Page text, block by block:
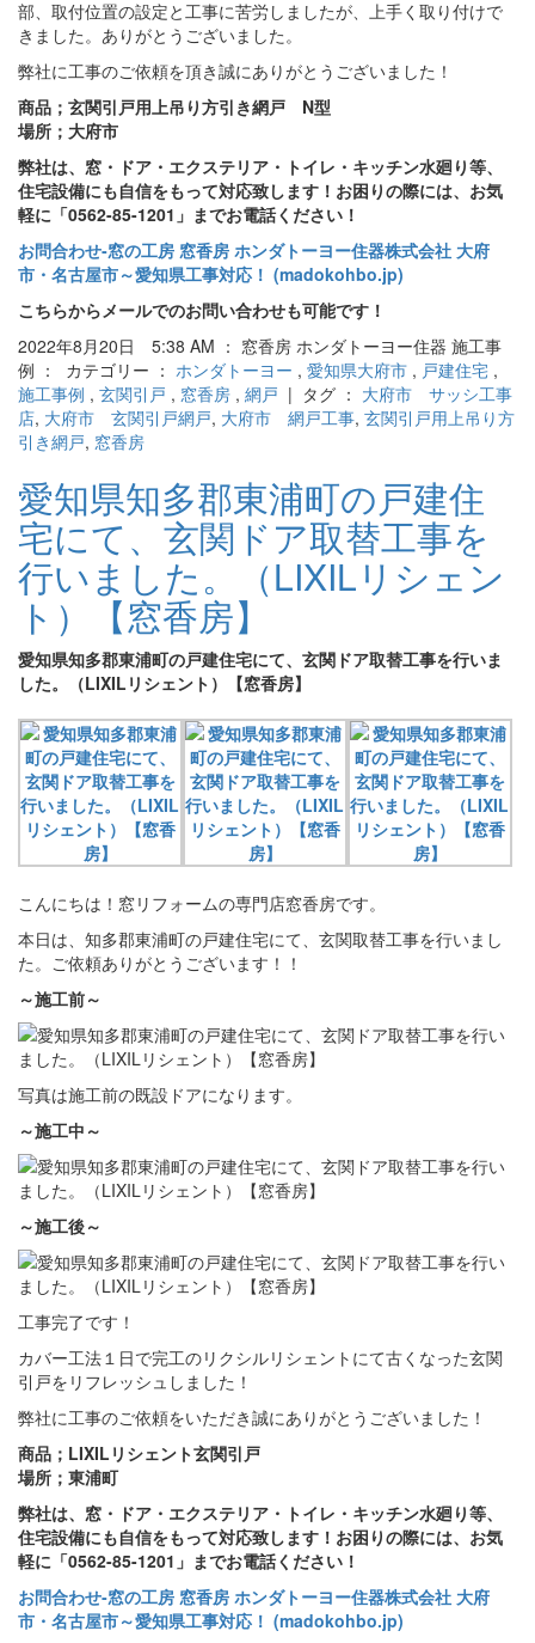
部、取付位置の設定と工事に苦労しましたが、上手く取り付けで
きました。ありがとうございました。
弊社に工事のご依頼を頂き誠にありがとうございました！
商品；玄関引戸用上吊り方引き網戸 N型
場所；大府市
弊社は、窓・ドア・エクステリア・トイレ・キッチン水廻り等、
住宅設備にも自信をもって対応致します！お困りの際には、お気
軽に「0562-85-1201」までお電話ください！
お問合わせ‐窓の工房 窓香房 ホンダトーヨー住器株式会社 大府
市・名古屋市～愛知県工事対応！ (madokohbo.jp)
こちらからメールでのお問い合わせも可能です！
2022年8月20日 5:38 AM ： 窓香房 ホンダトーヨー住器 施工事
例 ： カテゴリー ： ホンダトーヨー , 愛知県大府市 , 戸建住宅 ,
施工事例 , 玄関引戸 , 窓香房 , 網戸 | タグ ： 大府市 サッシ工事
店, 大府市 玄関引戸網戸, 大府市 網戸工事, 玄関引戸用上吊り方
引き網戸, 窓香房
愛知県知多郡東浦町の戸建住
宅にて、玄関ドア取替工事を
行いました。（LIXILリシェン
ト）【窓香房】
愛知県知多郡東浦町の戸建住宅にて、玄関ドア取替工事を行いま
した。（LIXILリシェント）【窓香房】
こんにちは！窓リフォームの専門店窓香房です。
本日は、知多郡東浦町の戸建住宅にて、玄関取替工事を行いまし
た。ご依頼ありがとうございます！！
～施工前～
写真は施工前の既設ドアになります。
～施工中～
～施工後～
工事完了です！
カバー工法１日で完工のリクシルリシェントにて古くなった玄関
引戸をリフレッシュしました！
弊社に工事のご依頼をいただき誠にありがとうございました！
商品；LIXILリシェント玄関引戸
場所；東浦町
弊社は、窓・ドア・エクステリア・トイレ・キッチン水廻り等、
住宅設備にも自信をもって対応致します！お困りの際には、お気
軽に「0562-85-1201」までお電話ください！
お問合わせ‐窓の工房 窓香房 ホンダトーヨー住器株式会社 大府
市・名古屋市～愛知県工事対応！ (madokohbo.jp)